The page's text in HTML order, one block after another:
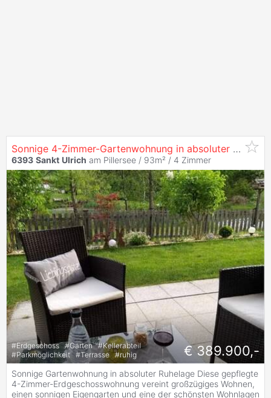
Sonnige 4-Zimmer-Gartenwohnung in absoluter Ruhelage - fußläufig zum Pillersee
6393 Sankt Ulrich am Pillersee / 93m² / 4 Zimmer
#Erdgeschoss #Garten #Kellerabteil
#Parkmöglichkeit #Terrasse #ruhig € 389.900,-
Sonnige Gartenwohnung in absoluter Ruhelage Diese gepflegte
4-Zimmer-Erdgeschosswohnung vereint großzügiges Wohnen,
einen sonnigen Eigengarten und eine der schönsten Wohnlagen